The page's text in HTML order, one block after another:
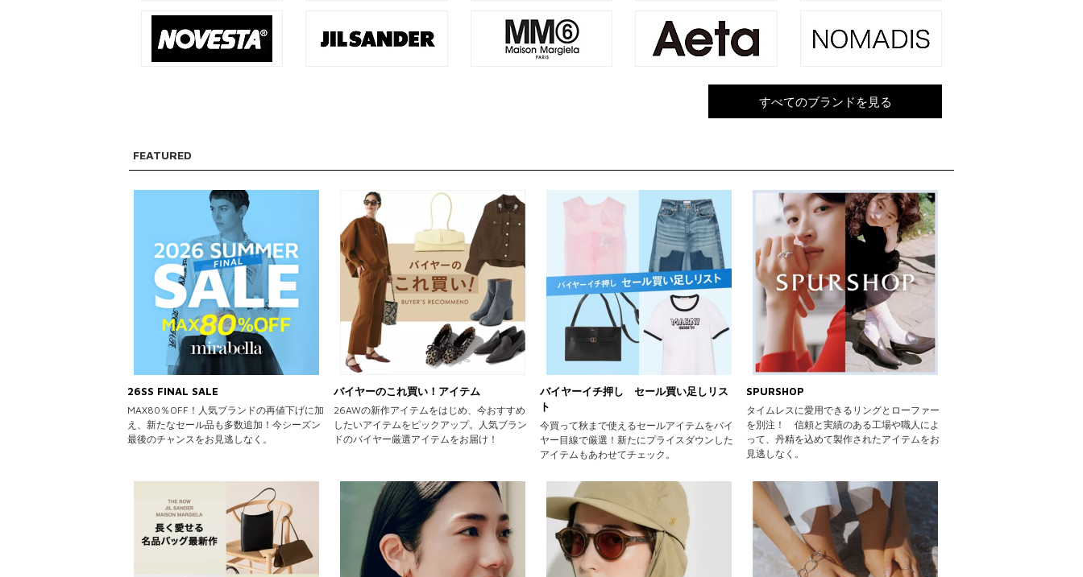
すべてのブランドを見る
FEATURED
26SS FINAL SALE
MAX80％OFF！人気ブランドの再値下げに加
え、新たなセール品も多数追加！今シーズン
最後のチャンスをお見逃しなく。
バイヤーのこれ買い！アイテム
26AWの新作アイテムをはじめ、今おすすめ
したいアイテムをピックアップ。人気ブラン
ドのバイヤー厳選アイテムをお届け！
バイヤーイチ押し セール買い足しリス
ト
今買って秋まで使えるセールアイテムをバイ
ヤー目線で厳選！新たにプライスダウンした
アイテムもあわせてチェック。
SPURSHOP
タイムレスに愛用できるリングとローファー
を別注！ 信頼と実績のある工場や職人によ
って、丹精を込めて製作されたアイテムをお
見逃しなく。